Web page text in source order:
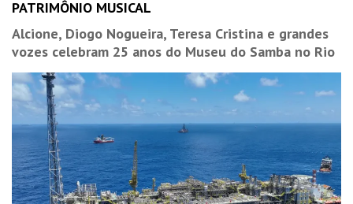
PATRIMÔNIO MUSICAL
Alcione, Diogo Nogueira, Teresa Cristina e grandes
vozes celebram 25 anos do Museu do Samba no Rio